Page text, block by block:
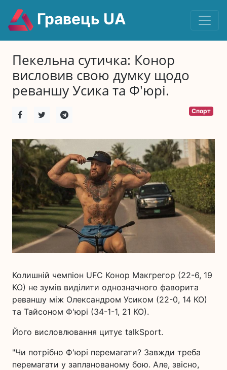
Гравець UA
Пекельна сутичка: Конор
висловив свою думку щодо
реваншу Усика та Ф'юрі.
Спорт
Колишній чемпіон UFC Конор Макгрегор (22-6, 19
КО) не зумів виділити однозначного фаворита
реваншу між Олександром Усиком (22-0, 14 КО)
та Тайсоном Ф'юрі (34-1-1, 21 КО).
Його висловлювання цитує talkSport.
"Чи потрібно Ф'юрі перемагати? Завжди треба
перемагати у запланованому бою. Але, звісно,